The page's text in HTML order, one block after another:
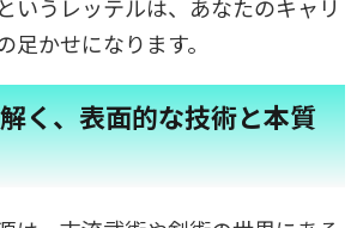
いうレッテルは、あなたのキャリ
足かせになります。
く、表面的な技術と本質